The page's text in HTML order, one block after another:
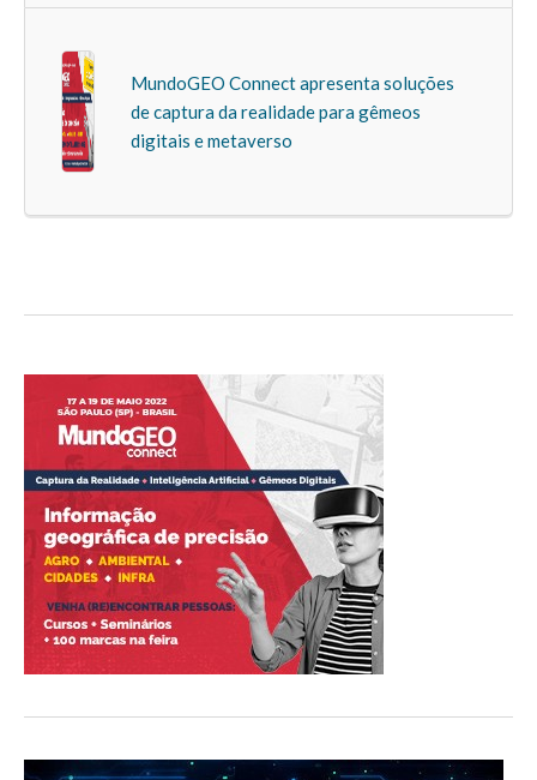
MundoGEO Connect apresenta soluções
de captura da realidade para gêmeos
digitais e metaverso